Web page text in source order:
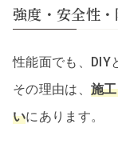
強度・安全性
性能面でも、DIY
その理由は、施
いにあります。